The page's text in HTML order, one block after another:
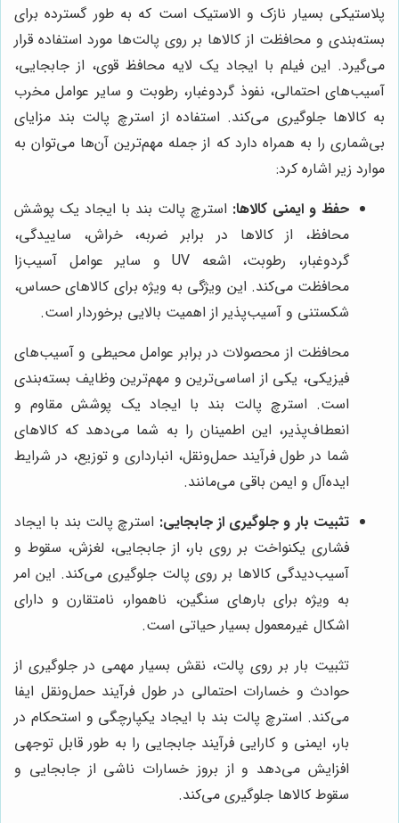
پلاستیکی بسیار نازک و الاستیک است که به طور گسترده برای
بسته‌بندی و محافظت از کالاها بر روی پالت‌ها مورد استفاده قرار
می‌گیرد. این فیلم با ایجاد یک لایه محافظ قوی، از جابجایی،
آسیب‌های احتمالی، نفوذ گردوغبار، رطوبت و سایر عوامل مخرب
به کالاها جلوگیری می‌کند. استفاده از استرچ پالت بند مزایای
بی‌شماری را به همراه دارد که از جمله مهم‌ترین آن‌ها می‌توان به
موارد زیر اشاره کرد:
حفظ و ایمنی کالاها: استرچ پالت بند با ایجاد یک پوشش
محافظ، از کالاها در برابر ضربه، خراش، ساییدگی،
گردوغبار، رطوبت، اشعه UV و سایر عوامل آسیب‌زا
محافظت می‌کند. این ویژگی به ویژه برای کالاهای حساس،
شکستنی و آسیب‌پذیر از اهمیت بالایی برخوردار است.
محافظت از محصولات در برابر عوامل محیطی و آسیب‌های
فیزیکی، یکی از اساسی‌ترین و مهم‌ترین وظایف بسته‌بندی
است. استرچ پالت بند با ایجاد یک پوشش مقاوم و
انعطاف‌پذیر، این اطمینان را به شما می‌دهد که کالاهای
شما در طول فرآیند حمل‌ونقل، انبارداری و توزیع، در شرایط
ایده‌آل و ایمن باقی می‌مانند.
تثبیت بار و جلوگیری از جابجایی: استرچ پالت بند با ایجاد
فشاری یکنواخت بر روی بار، از جابجایی، لغزش، سقوط و
آسیب‌دیدگی کالاها بر روی پالت جلوگیری می‌کند. این امر
به ویژه برای بارهای سنگین، ناهموار، نامتقارن و دارای
اشکال غیرمعمول بسیار حیاتی است.
تثبیت بار بر روی پالت، نقش بسیار مهمی در جلوگیری از
حوادث و خسارات احتمالی در طول فرآیند حمل‌ونقل ایفا
می‌کند. استرچ پالت بند با ایجاد یکپارچگی و استحکام در
بار، ایمنی و کارایی فرآیند جابجایی را به طور قابل توجهی
افزایش می‌دهد و از بروز خسارات ناشی از جابجایی و
سقوط کالاها جلوگیری می‌کند.